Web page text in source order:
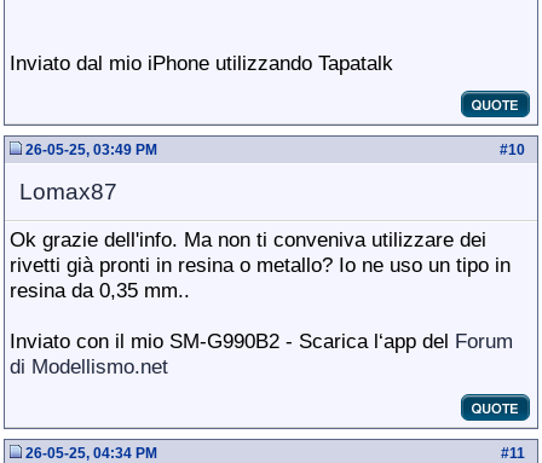
Inviato dal mio iPhone utilizzando Tapatalk
#10
26-05-25, 03:49 PM
Lomax87
Ok grazie dell'info. Ma non ti conveniva utilizzare dei
rivetti già pronti in resina o metallo? Io ne uso un tipo in
resina da 0,35 mm..
Inviato con il mio SM-G990B2 - Scarica l‘app del Forum
di Modellismo.net
#11
26-05-25, 04:34 PM